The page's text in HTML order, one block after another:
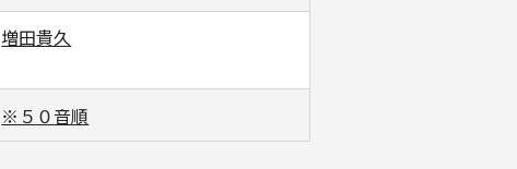
増田貴久
※５０音順